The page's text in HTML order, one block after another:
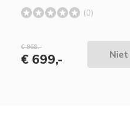
(0)
€ 969,-
€ 699,-